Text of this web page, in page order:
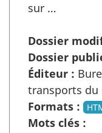
sur …
Dossier
Dossier
Éditeur :
transports du
Formats :
Mots clés :